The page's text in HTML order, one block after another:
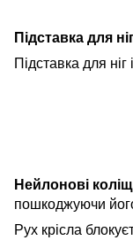
Підставка для
Підставка для ніг
Нейлонові
пошкоджуючи
Рух крісла